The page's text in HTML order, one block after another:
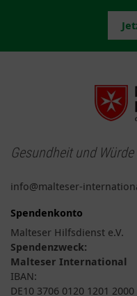
Gesundheit und
info@malteser-
Spendenkonto
Malteser Hilfsdienst e.V.
Spendenzweck:
Malteser International
IBAN:
DE10 3706 0120 1201 2000